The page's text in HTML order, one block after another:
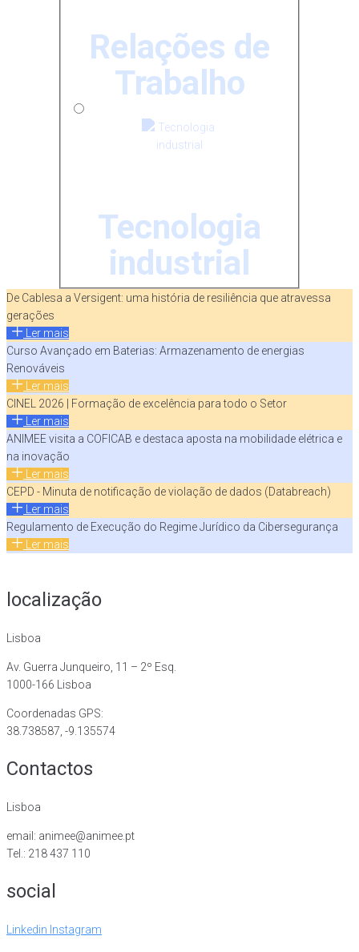
Relações de
Trabalho
Tecnologia
industrial
De Cablesa a Versigent: uma história de resiliência que atravessa
gerações
Ler mais
Curso Avançado em Baterias: Armazenamento de energias
Renováveis
Ler mais
CINEL 2026 | Formação de excelência para todo o Setor
Ler mais
ANIMEE visita a COFICAB e destaca aposta na mobilidade elétrica e
na inovação
Ler mais
CEPD - Minuta de notificação de violação de dados (Databreach)
Ler mais
Regulamento de Execução do Regime Jurídico da Cibersegurança
Ler mais
localização
Lisboa
Av. Guerra Junqueiro, 11 – 2º Esq.
1000-166 Lisboa
Coordenadas GPS:
38.738587, -9.135574
Contactos
Lisboa
email: animee@animee.pt
Tel.: 218 437 110
social
Linkedin Instagram